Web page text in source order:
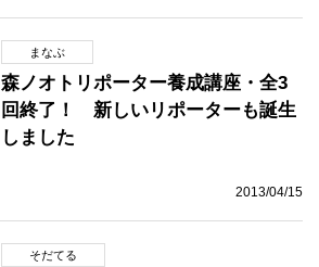
まなぶ
森ノオトリポーター養成講座・全3
回終了！ 新しいリポーターも誕生
しました
2013/04/15
そだてる